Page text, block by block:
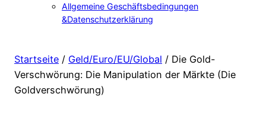
Allgemeine Geschäftsbedingungen
&Datenschutzerklärung
Startseite / Geld/Euro/EU/Global / Die Gold-
Verschwörung: Die Manipulation der Märkte (Die
Goldverschwörung)